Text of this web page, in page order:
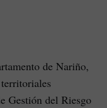
de Nariño,
Gestión del Riesgo